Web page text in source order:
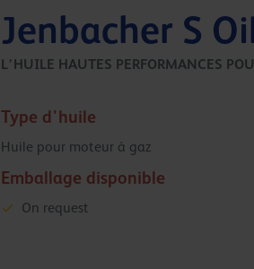
Jenbacher S
L’HUILE HAUTES PERFORMANCES
Type d'huile
Huile pour moteur à gaz
Emballage disponible
On request